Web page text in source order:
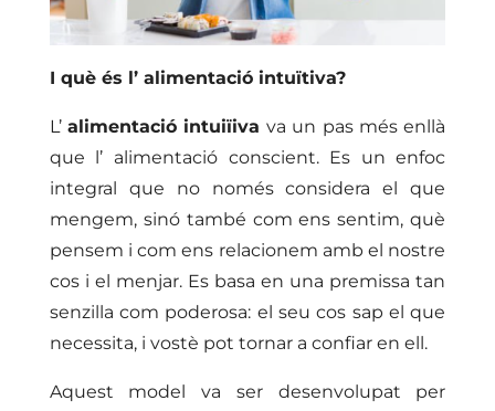
I què és l’ alimentació intuïtiva?
L’alimentació intuiïiva va un pas més enllà
que l’ alimentació conscient. Es un enfoc
integral que no només considera el que
mengem, sinó també com ens sentim, què
pensem i com ens relacionem amb el nostre
cos i el menjar. Es basa en una premissa tan
senzilla com poderosa: el seu cos sap el que
necessita, i vostè pot tornar a confiar en ell.
Aquest model va ser desenvolupat per